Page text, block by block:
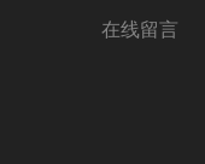
在线留言